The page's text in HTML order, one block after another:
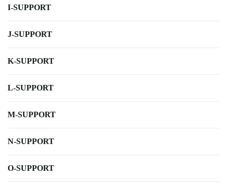
I-SUPPORT
J-SUPPORT
K-SUPPORT
L-SUPPORT
M-SUPPORT
N-SUPPORT
O-SUPPORT